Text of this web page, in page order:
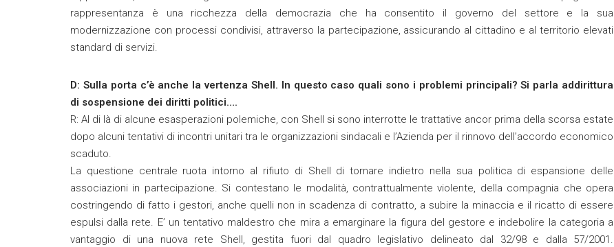
rappresentanza è una ricchezza della democrazia che ha consentito il governo del settore e la sua
modernizzazione con processi condivisi, attraverso la partecipazione, assicurando al cittadino e al territorio elevati
standard di servizi.
D: Sulla porta c’è anche la vertenza Shell. In questo caso quali sono i problemi principali? Si parla addirittura
di sospensione dei diritti politici….
R: Al di là di alcune esasperazioni polemiche, con Shell si sono interrotte le trattative ancor prima della scorsa estate
dopo alcuni tentativi di incontri unitari tra le organizzazioni sindacali e l’Azienda per il rinnovo dell’accordo economico
scaduto.
La questione centrale ruota intorno al rifiuto di Shell di tornare indietro nella sua politica di espansione delle
associazioni in partecipazione. Si contestano le modalità, contrattualmente violente, della compagnia che opera
costringendo di fatto i gestori, anche quelli non in scadenza di contratto, a subire la minaccia e il ricatto di essere
espulsi dalla rete. E’ un tentativo maldestro che mira a emarginare la figura del gestore e indebolire la categoria a
vantaggio di una nuova rete Shell, gestita fuori dal quadro legislativo delineato dal 32/98 e dalla 57/2001.